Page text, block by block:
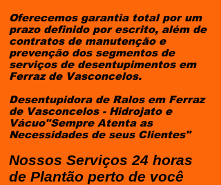
Oferecemos garantia total por um
prazo definido por escrito, além de
contratos de manutenção e
prevenção dos segmentos de
serviços de desentupimentos em
Ferraz de Vasconcelos.
Desentupidora de Ralos em Ferraz
de Vasconcelos - Hidrojato e
Vácuo"Sempre Atenta as
Necessidades de seus Clientes"
Nossos Serviços 24 horas
de Plantão perto de você